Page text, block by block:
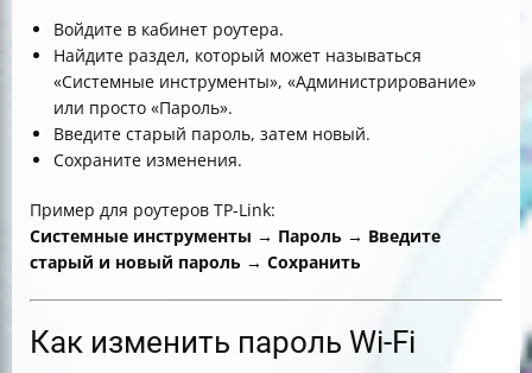
Войдите в кабинет роутера.
Найдите раздел, который может называться
«Системные инструменты», «Администрирование»
или просто «Пароль».
Введите старый пароль, затем новый.
Сохраните изменения.
Пример для роутеров TP-Link:
Системные инструменты → Пароль → Введите
старый и новый пароль → Сохранить
Как изменить пароль Wi-Fi